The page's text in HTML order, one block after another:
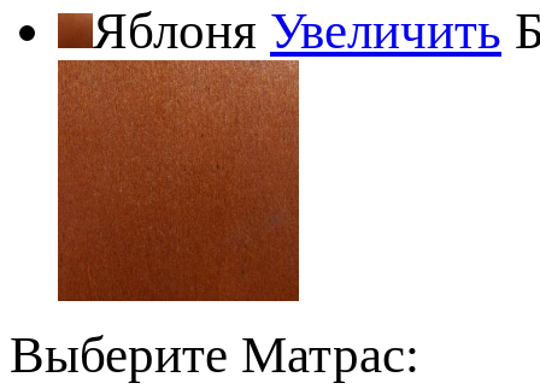
Яблоня Увеличить
Выберите Матрас: